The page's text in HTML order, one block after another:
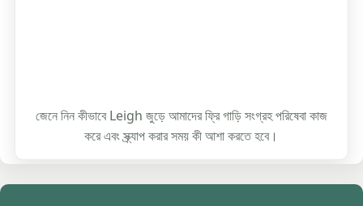
জেনে নিন কীভাবে Leigh জুড়ে আমাদের ফ্রি গাড়ি সংগ্রহ পরিষেবা কাজ
করে এবং স্ক্র্যাপ করার সময় কী আশা করতে হবে।